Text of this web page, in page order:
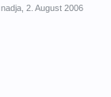
nadja 2. August 2006